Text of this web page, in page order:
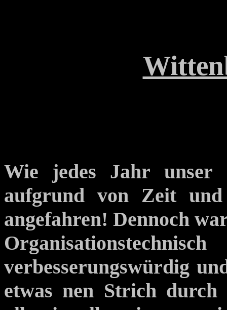
Wie jedes Jahr unser
aufgrund von Zeit
angefahren! Dennoch
verbesserungswürdig
etwas nen Strich durch